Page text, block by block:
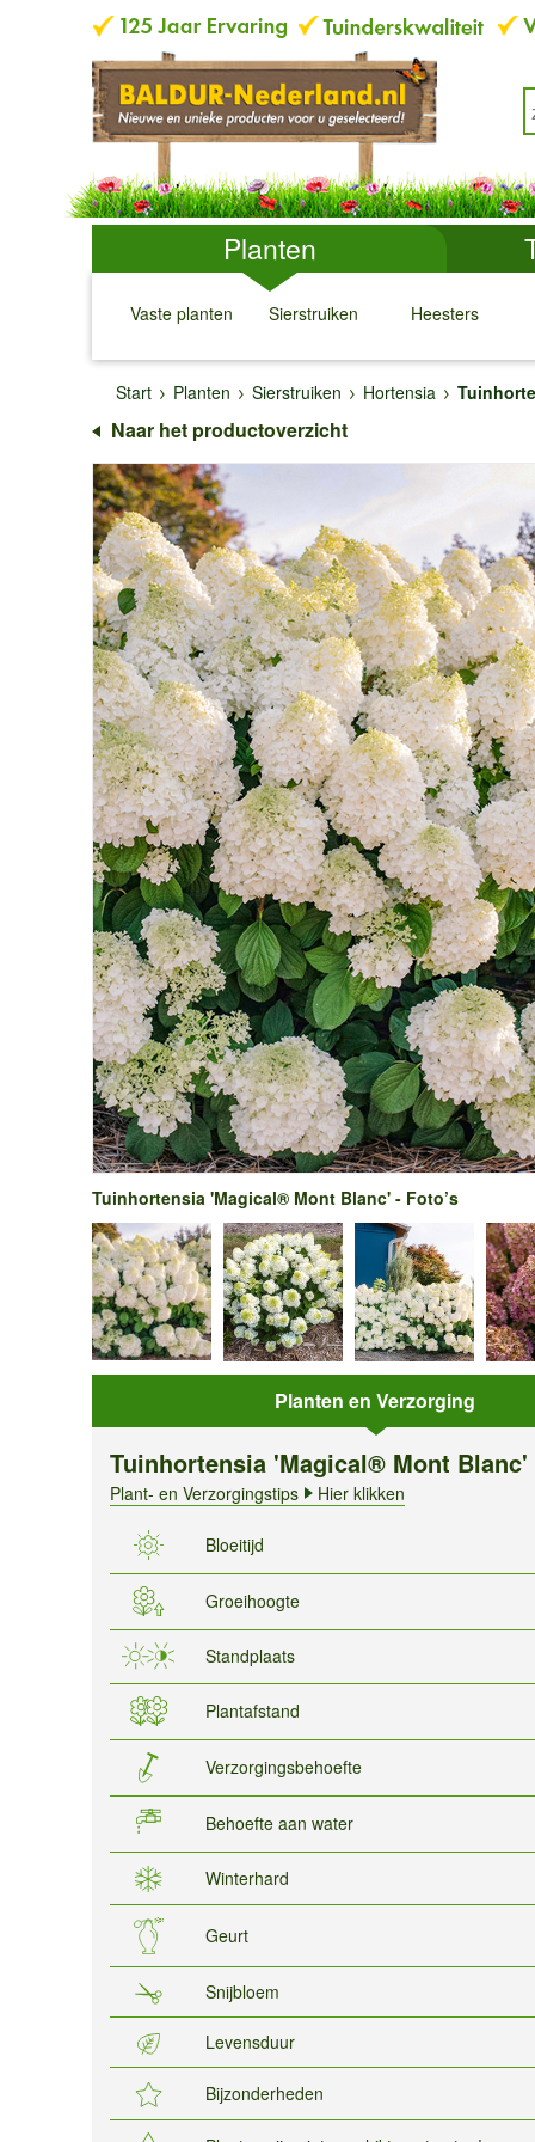
Planten
Vaste planten
↓
Sierstruiken
↓
Heesters
↓ ↓
Start
Planten Sierstruiken Hortensia
Naar het productoverzicht
Tuinhortensia 'Magical® Mont Blanc' - Foto’s
Planten en Verzorging
Tuinhortensia 'Magical® Mont Blanc'
Plant- en Verzorgingstips Hier klikken
Bloeitijd
Groeihoogte
Standplaats
Plantafstand
Verzorgingsbehoefte
Behoefte aan water
Winterhard
Geurt
Snijbloem
Levensduur
Bijzonderheden